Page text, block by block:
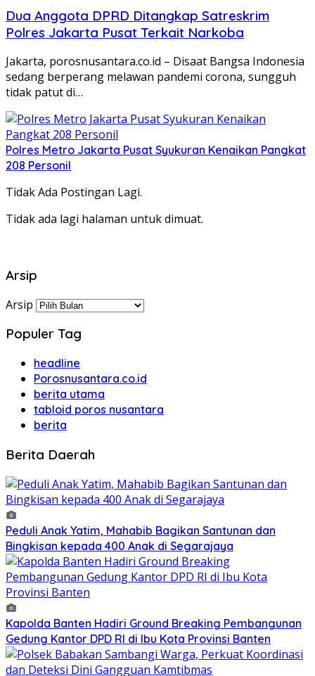
Dua Anggota DPRD Ditangkap Satreskrim
Polres Jakarta Pusat Terkait Narkoba
Jakarta, porosnusantara.co.id – Disaat Bangsa Indonesia
sedang berperang melawan pandemi corona, sungguh
tidak patut di…
Polres Metro Jakarta Pusat Syukuran Kenaikan Pangkat
208 Personil
Tidak Ada Postingan Lagi.
Tidak ada lagi halaman untuk dimuat.
Arsip
Arsip
Populer Tag
headline
Porosnusantara.co.id
berita utama
tabloid poros nusantara
berita
Berita Daerah
Peduli Anak Yatim, Mahabib Bagikan Santunan dan
Bingkisan kepada 400 Anak di Segarajaya
Kapolda Banten Hadiri Ground Breaking Pembangunan
Gedung Kantor DPD RI di Ibu Kota Provinsi Banten